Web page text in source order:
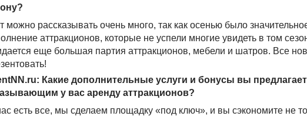
можно рассказывать очень много, так как осенью было
аттракционов, которые не успели многие увидеть в том
еще большая партия аттракционов, мебели и шатров. Все
Какие дополнительные услуги и бонусы вы
у вас аренду аттракционов?
есть все, мы сделаем площадку «под ключ», и вы сэкономите не